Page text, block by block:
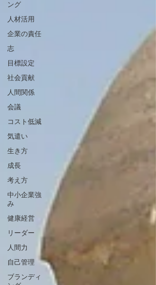
ング
人材活用
企業の責任
志
目標設定
社会貢献
人間関係
会議
コスト低減
気遣い
生き方
成長
考え方
中小企業強
み
健康経営
リーダー
人間力
自己管理
ブランディ